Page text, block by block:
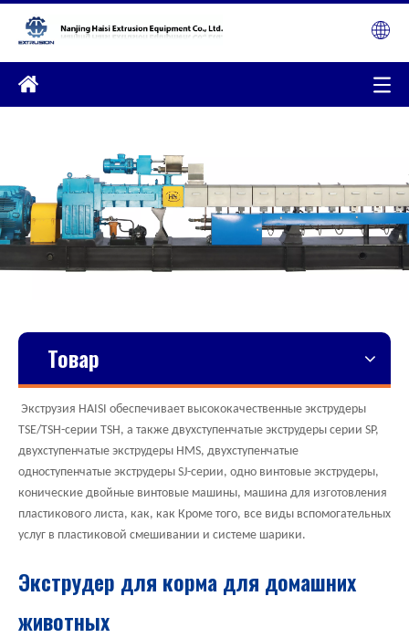
Товар
Экструзия HAISI обеспечивает высококачественные экструдеры
TSE/TSH-серии TSH, а также двухступенчатые экструдеры серии SP,
двухступенчатые экструдеры HMS, двухступенчатые
одноступенчатые экструдеры SJ-серии, одно винтовые экструдеры,
конические двойные винтовые машины, машина для изготовления
пластикового листа, как, как Кроме того, все виды вспомогательных
услуг в пластиковой смешивании и системе шарики.
Экструдер для корма для домашних
животных